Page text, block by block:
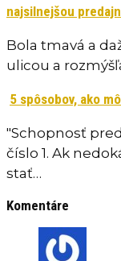
najsilnejšou
Bola tmavá a
ulicou a
5 spôsobov, ako
"Schopnosť
číslo 1. Ak
stať…
Komentáre